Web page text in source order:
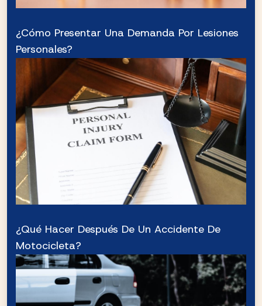
¿Cómo Presentar Una Demanda Por Lesiones
Personales?
¿Qué Hacer Después De Un Accidente De
Motocicleta?